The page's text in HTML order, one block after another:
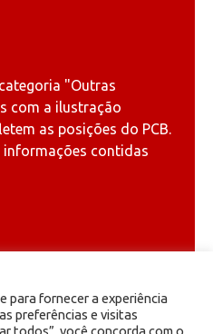
"Outras
com a ilustração
as posições do PCB.
informações contidas
para fornecer a experiência
preferências e visitas
todos”, você concorda com o